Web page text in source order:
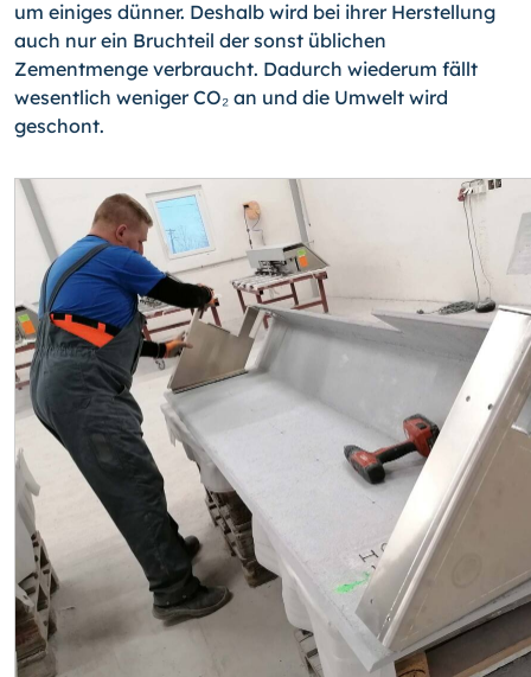
um einiges dünner. Deshalb wird bei ihrer Herstellung
auch nur ein Bruchteil der sonst üblichen
Zementmenge verbraucht. Dadurch wiederum fällt
wesentlich weniger CO₂ an und die Umwelt wird
geschont.